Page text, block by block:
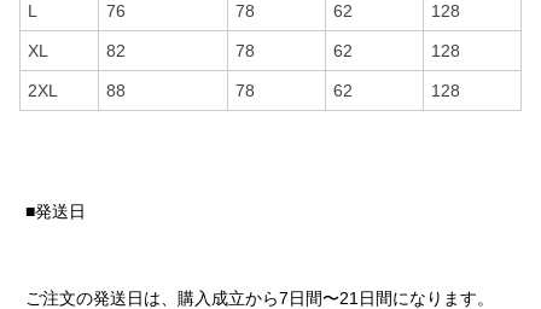
L 76 78 62 128
XL 82 78 62 128
2XL 88 78 62 128
■発送日
ご注文の発送日は、購入成立から7日間〜21日間になります。